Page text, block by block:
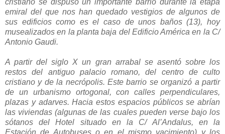
emiral del que nos han quedado vestigios de algunos de
sus edificios como es el caso de unos baños (13), hoy
musealizados en la planta baja del Edificio América en la C/
Antonio Gaudi.
A partir del siglo X un gran arrabal se asentó sobre los
restos del antiguo palacio romano, del centro de culto
cristiano y de la necrópolis. Este barrio se organizó a partir
de un urbanismo ortogonal, con calles perpendiculares,
plazas y adarves. Hacia estos espacios públicos se abrían
las viviendas (algunas de las cuales pueden verse bajo los
sótanos del Hotel situado en la C/ Al’Andalus, en la
Estación de Autobuses o en el mismo yacimiento) y los